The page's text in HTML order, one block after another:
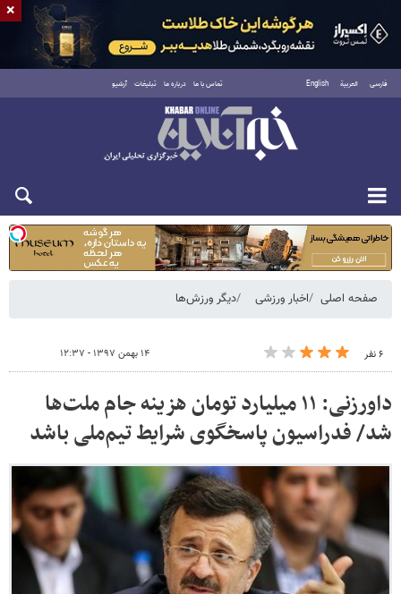
فارسی العربية English تماس با ما درباره ما تبلیغات آرشیو
شنبه ۱۷ مرداد ۱۴۰۵
صفحه اصلی اخبار ورزشی دیگر ورزش‌ها
۶ نفر ۱۴ بهمن ۱۳۹۷ - ۱۲:۳۷
داورزنی: ۱۱ میلیارد تومان هزینه جام ملت‌ها
شد/ فدراسیون پاسخگوی شرایط تیم‌ملی باشد
×